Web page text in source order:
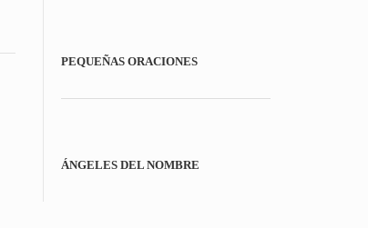
PEQUEÑAS ORACIONES
ÁNGELES DEL NOMBRE